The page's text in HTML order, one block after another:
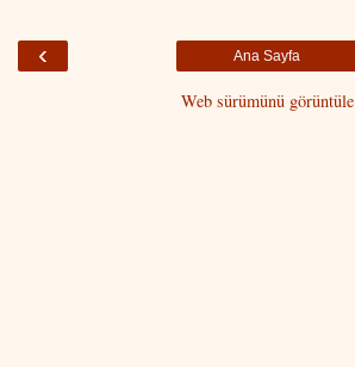
‹ Ana Sayfa
Web sürümünü görüntüle